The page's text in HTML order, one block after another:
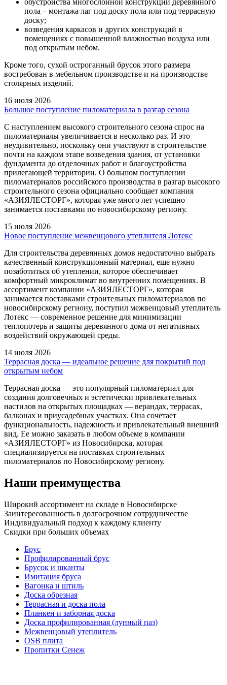
пола – монтажа лаг под доску пола или под террасную
доску;
возведения каркасов и других конструкций в
помещениях с повышенной влажностью воздуха или
под открытым небом.
Кроме того, сухой остроганный брусок этого размера
востребован в мебельном производстве и на производстве
столярных изделий.
16 июля 2026
Большое поступление пиломатериала в разгар сезона
С наступлением высокого строительного сезона спрос на
пиломатериалы увеличивается в несколько раз. И это
неудивительно, поскольку они участвуют в строительстве
почти на каждом этапе возведения здания, от установки
фундамента до отделочных работ и благоустройства
прилегающей территории. О большом поступлении
пиломатериалов российского производства в разгар высокого
строительного сезона официально сообщает компания
«АЗИЯЛЕСТОРГ», которая уже много лет успешно
занимается поставками по новосибирскому региону.
15 июля 2026
Новое поступление межвенцового утеплителя Лотекс
Для строительства деревянных домов недостаточно выбрать
качественный конструкционный материал, еще нужно
позаботиться об утеплении, которое обеспечивает
комфортный микроклимат во внутренних помещениях. В
ассортимент компании «АЗИЯЛЕСТОРГ», которая
занимается поставками строительных пиломатериалов по
новосибирскому региону, поступил межвенцовый утеплитель
Лотекс — современное решение для минимизации
теплопотерь и защиты деревянного дома от негативных
воздействий окружающей среды.
14 июля 2026
Террасная доска — идеальное решение для покрытий под
открытым небом
Террасная доска — это популярный пиломатериал для
создания долговечных и эстетически привлекательных
настилов на открытых площадках — верандах, террасах,
балконах и приусадебных участках. Она сочетает
функциональность, надежность и привлекательный внешний
вид. Ее можно заказать в любом объеме в компании
«АЗИЯЛЕСТОРГ» из Новосибирска, которая
специализируется на поставках строительных
пиломатериалов по Новосибирскому региону.
Наши преимущества
Широкий ассортимент на складе в Новосибирске
Заинтересованность в долгосрочном сотрудничестве
Индивидуальный подход к каждому клиенту
Скидки при больших объемах
Брус
Профилированный брус
Брусок и шканты
Имитация бруса
Вагонка и штиль
Доска обрезная
Террасная и доска пола
Планкен и заборная доска
Доска профилированная (лунный паз)
Межвенцовый утеплитель
OSB плита
Пропитки Сенеж